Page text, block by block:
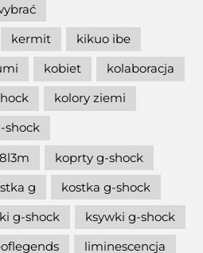
kermit
kikuo ibe
kobiet
kolaboracja
kolory ziemi
shock
koprty g-shock
g
kostka g-shock
g-shock
ksywki g-shock
liminescencja